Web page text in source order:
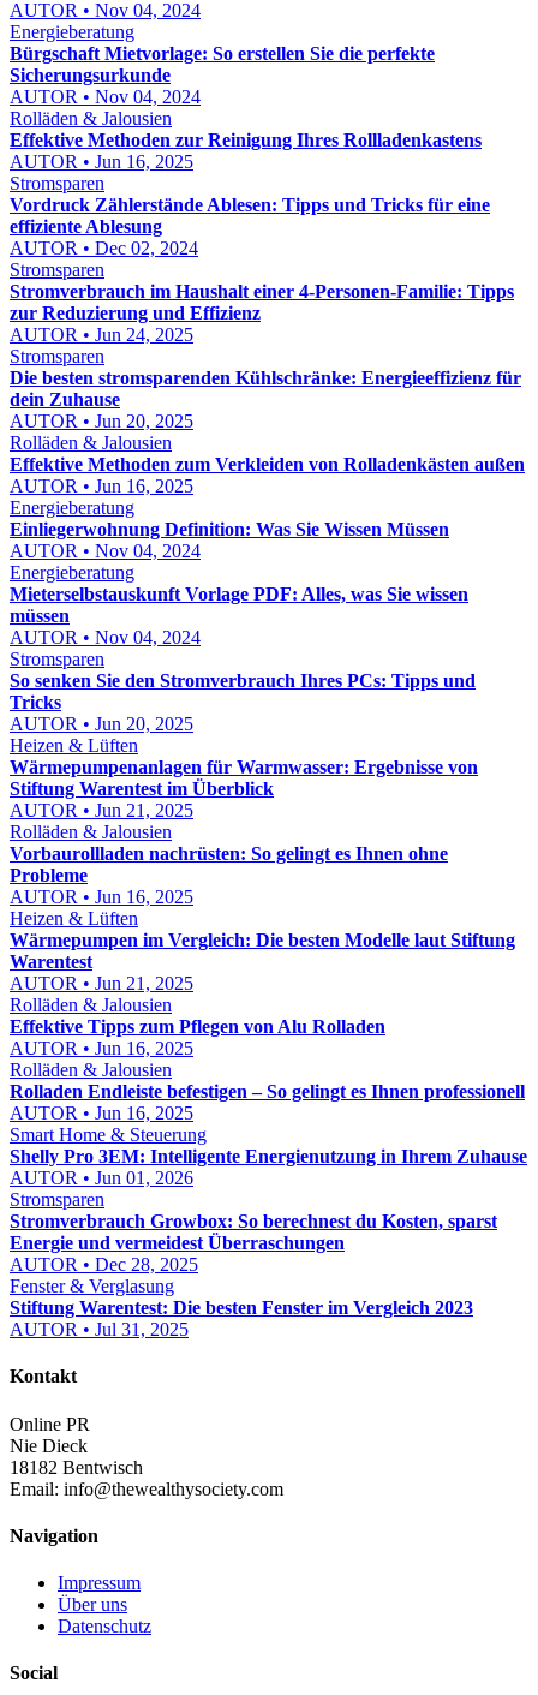
AUTOR • Nov 04, 2024
Energieberatung
Bürgschaft Mietvorlage: So erstellen Sie die perfekte
Sicherungsurkunde
AUTOR • Nov 04, 2024
Rolläden & Jalousien
Effektive Methoden zur Reinigung Ihres Rollladenkastens
AUTOR • Jun 16, 2025
Stromsparen
Vordruck Zählerstände Ablesen: Tipps und Tricks für eine
effiziente Ablesung
AUTOR • Dec 02, 2024
Stromsparen
Stromverbrauch im Haushalt einer 4-Personen-Familie: Tipps
zur Reduzierung und Effizienz
AUTOR • Jun 24, 2025
Stromsparen
Die besten stromsparenden Kühlschränke: Energieeffizienz für
dein Zuhause
AUTOR • Jun 20, 2025
Rolläden & Jalousien
Effektive Methoden zum Verkleiden von Rolladenkästen außen
AUTOR • Jun 16, 2025
Energieberatung
Einliegerwohnung Definition: Was Sie Wissen Müssen
AUTOR • Nov 04, 2024
Energieberatung
Mieterselbstauskunft Vorlage PDF: Alles, was Sie wissen
müssen
AUTOR • Nov 04, 2024
Stromsparen
So senken Sie den Stromverbrauch Ihres PCs: Tipps und
Tricks
AUTOR • Jun 20, 2025
Heizen & Lüften
Wärmepumpenanlagen für Warmwasser: Ergebnisse von
Stiftung Warentest im Überblick
AUTOR • Jun 21, 2025
Rolläden & Jalousien
Vorbaurollladen nachrüsten: So gelingt es Ihnen ohne
Probleme
AUTOR • Jun 16, 2025
Heizen & Lüften
Wärmepumpen im Vergleich: Die besten Modelle laut Stiftung
Warentest
AUTOR • Jun 21, 2025
Rolläden & Jalousien
Effektive Tipps zum Pflegen von Alu Rolladen
AUTOR • Jun 16, 2025
Rolläden & Jalousien
Rolladen Endleiste befestigen – So gelingt es Ihnen professionell
AUTOR • Jun 16, 2025
Smart Home & Steuerung
Shelly Pro 3EM: Intelligente Energienutzung in Ihrem Zuhause
AUTOR • Jun 01, 2026
Stromsparen
Stromverbrauch Growbox: So berechnest du Kosten, sparst
Energie und vermeidest Überraschungen
AUTOR • Dec 28, 2025
Fenster & Verglasung
Stiftung Warentest: Die besten Fenster im Vergleich 2023
AUTOR • Jul 31, 2025
Kontakt
Online PR
Nie Dieck
18182 Bentwisch
Email: info@thewealthysociety.com
Navigation
Impressum
Über uns
Datenschutz
Social